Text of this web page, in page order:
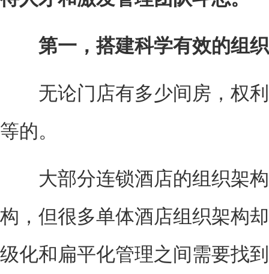
第一，搭建科学有效的组
无论门店有多少间房，权利
等的。
大部分连锁酒店的组织架构
构，但很多单体酒店组织架构
级化和扁平化管理之间需要找